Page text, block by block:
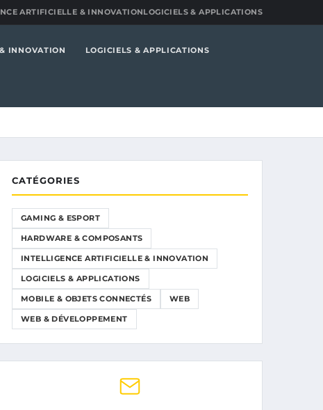
ARTIFICIELLE & INNOVATIONLOGICIELS & APPLICATIONS
INNOVATION LOGICIELS & APPLICATIONS
CATÉGORIES
GAMING & ESPORT
HARDWARE & COMPOSANTS
INTELLIGENCE ARTIFICIELLE & INNOVATION
LOGICIELS & APPLICATIONS
MOBILE & OBJETS CONNECTÉS WEB
WEB & DÉVELOPPEMENT